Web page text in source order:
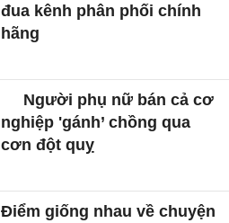
đua kênh phân phối chính
hãng
Người phụ nữ bán cả cơ
nghiệp 'gánh’ chồng qua
cơn đột quỵ
Điểm giống nhau về chuyện